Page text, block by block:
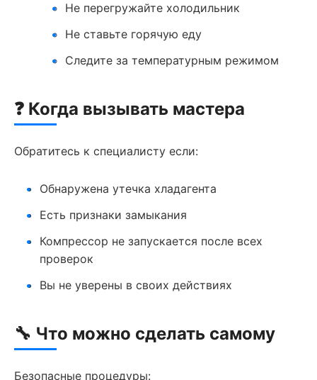
Не перегружайте холодильник
Не ставьте горячую еду
Следите за температурным режимом
❓ Когда вызывать мастера
Обратитесь к специалисту если:
Обнаружена утечка хладагента
Есть признаки замыкания
Компрессор не запускается после всех
проверок
Вы не уверены в своих действиях
🔧 Что можно сделать самому
Безопасные процедуры: